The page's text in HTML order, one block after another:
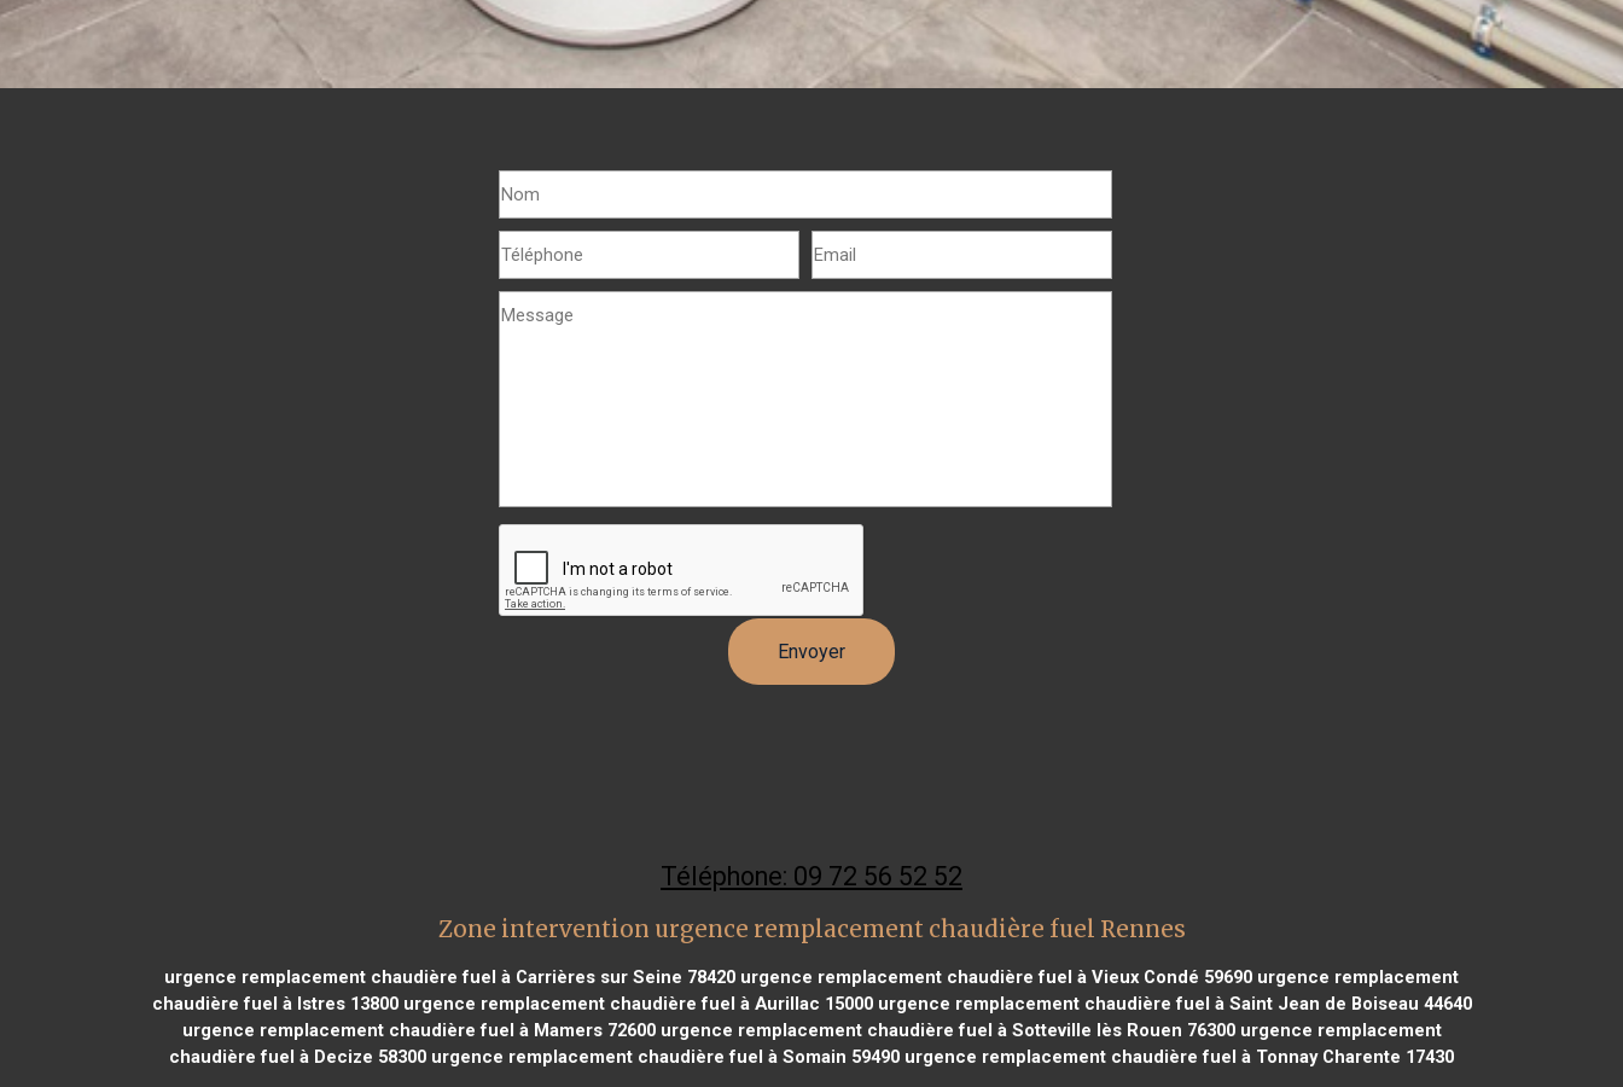
Téléphone: 09 72 56 52 52
Zone intervention urgence remplacement chaudière fuel Rennes
urgence remplacement chaudière fuel à Carrières sur Seine 78420 urgence remplacement chaudière fuel à Vieux Condé 59690 urgence remplacement
chaudière fuel à Istres 13800urgence remplacement chaudière fuel à Aurillac 15000urgence remplacement chaudière fuel à Saint Jean de Boiseau 44640
urgence remplacement chaudière fuel à Mamers 72600urgence remplacement chaudière fuel à Sotteville lès Rouen 76300urgence remplacement
chaudière fuel à Decize 58300 urgence remplacement chaudière fuel à Somain 59490 urgence remplacement chaudière fuel à Tonnay Charente 17430